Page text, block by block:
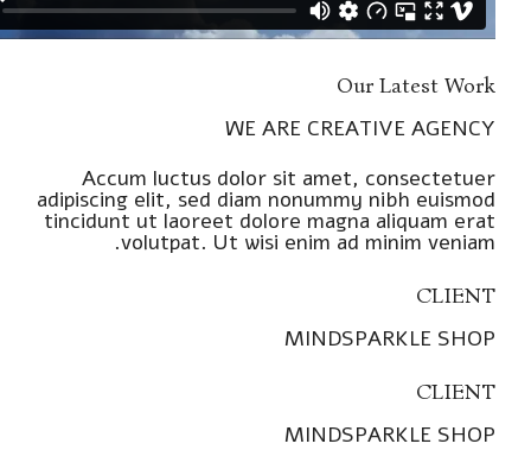
Our Latest Work
WE ARE CREATIVE AGENCY
Accum luctus dolor sit amet, consectetuer
adipiscing elit, sed diam nonummy nibh euismod
tincidunt ut laoreet dolore magna aliquam erat
volutpat. Ut wisi enim ad minim veniam.
CLIENT
MINDSPARKLE SHOP
CLIENT
MINDSPARKLE SHOP